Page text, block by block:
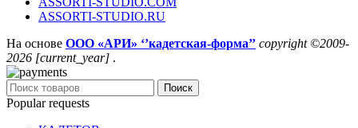
ASSORTI-STUDIO.RU
На основе ООО «АРИ» ‘’кадетская-форма’’ copyright ©2009-
2026 [current_year] .
Поиск
Popular requests